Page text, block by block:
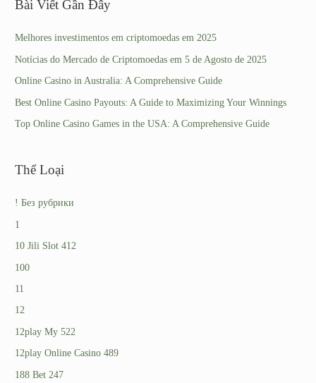
Bài Viết Gần Đây
Melhores investimentos em criptomoedas em 2025
Notícias do Mercado de Criptomoedas em 5 de Agosto de 2025
Online Casino in Australia: A Comprehensive Guide
Best Online Casino Payouts: A Guide to Maximizing Your Winnings
Top Online Casino Games in the USA: A Comprehensive Guide
Thể Loại
! Без рубрики
1
10 Jili Slot 412
100
11
12
12play My 522
12play Online Casino 489
188 Bet 247